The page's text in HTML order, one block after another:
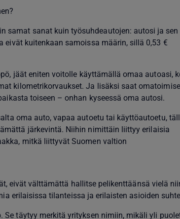
samat sanat kuin työsuhdeautojen: autosi ja
kuitenkaan samoissa määrin, sillä 0,53 €
jäät eniten voitolle käyttämällä omaa autoasi,
kilometrikorvaukset. Ja lisäksi saat
toiseen – onhan kyseessä oma autosi.
oma auto, vapaa autoetu tai käyttöautoetu,
järkevintä. Niihin nimittäin liittyy erilaisia
mitkä liittyvät Suomen valtion
eivät välttämättä hallitse pelikenttäänsä vielä
erilaisissa tilanteissa ja erilaisten asioiden
Se täytyy merkitä yrityksen nimiin, mikäli yli